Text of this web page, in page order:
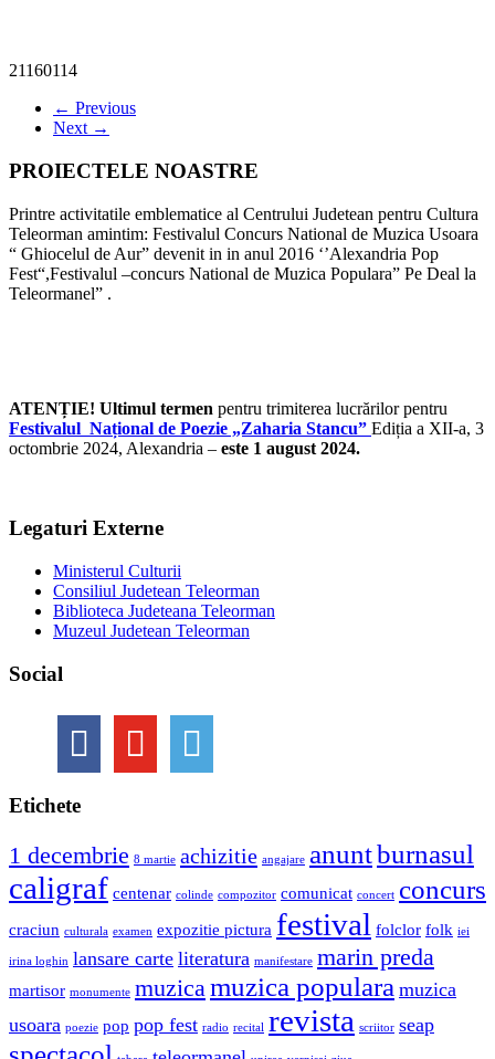
21160114
← Previous
Next →
PROIECTELE NOASTRE
Printre activitatile emblematice al Centrului Judetean pentru Cultura
Teleorman amintim: Festivalul Concurs National de Muzica Usoara
“ Ghiocelul de Aur” devenit in in anul 2016 ‘’Alexandria Pop
Fest“,Festivalul –concurs National de Muzica Populara” Pe Deal la
Teleormanel” .
ATENȚIE! Ultimul termen pentru trimiterea lucrărilor pentru
Festivalul Național de Poezie „Zaharia Stancu” Ediția a XII-a, 3
octombrie 2024, Alexandria – este 1 august 2024.
Legaturi Externe
Ministerul Culturii
Consiliul Judetean Teleorman
Biblioteca Judeteana Teleorman
Muzeul Judetean Teleorman
Social
Etichete
1 decembrie 8 martie achizitie angajare anuntburnasul
caligraf centenar colinde compozitor comunicat concert concurs
craciun culturala examen expozitie pictura festival folclor folk iei
irina loghin lansare carte literatura manifestare marin preda
martisor monumente muzica muzica populara muzica
usoara poezie pop pop fest radio recital revista scriitor seap